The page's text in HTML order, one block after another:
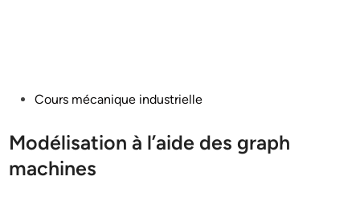
PostedCours mécanique industrielle
Modélisation à l’aide des graph
machines